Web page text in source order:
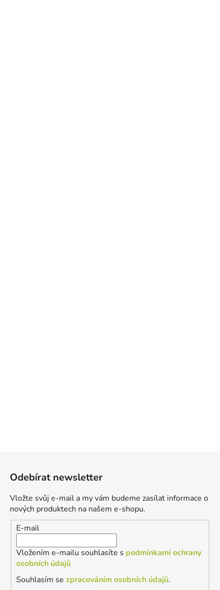
Odebírat newsletter
Vložte svůj e-mail a my vám budeme zasílat informace o
nových produktech na našem e-shopu.
E-mail
Vložením e-mailu souhlasíte s podmínkami ochrany
osobních údajů
Souhlasím se zpracováním osobních údajů.